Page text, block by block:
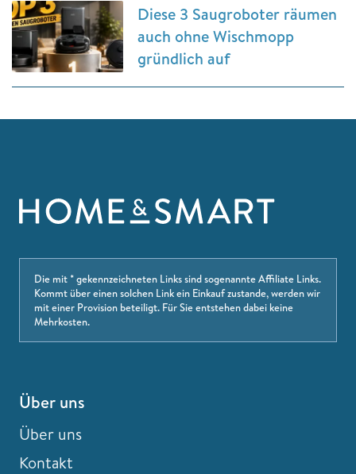
Diese 3 Saugroboter räumen
auch ohne Wischmopp
gründlich auf
Die mit * gekennzeichneten Links sind sogenannte Affiliate Links.
Kommt über einen solchen Link ein Einkauf zustande, werden wir
mit einer Provision beteiligt. Für Sie entstehen dabei keine
Mehrkosten.
Über uns
Über uns
Kontakt